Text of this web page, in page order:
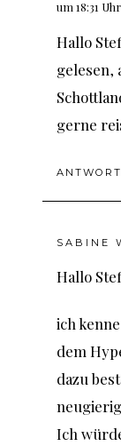
um 18:31 Uhr
Hallo
gelesen,
gerne
SABINE
Hallo
ich
dem
dazu
Ich